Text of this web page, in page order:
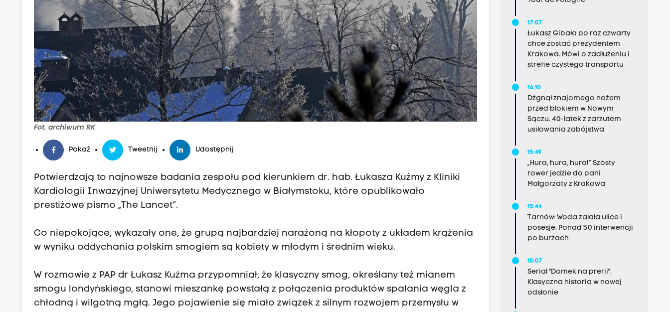
Fot. archiwum RK
Pokaż Tweetnij Udostępnij
Potwierdzają to najnowsze badania zespołu pod kierunkiem dr. hab. Łukasza Kuźmy z Kliniki
Kardiologii Inwazyjnej Uniwersytetu Medycznego w Białymstoku, które opublikowało
prestiżowe pismo „The Lancet”.
Co niepokojące, wykazały one, że grupą najbardziej narażoną na kłopoty z układem krążenia
w wyniku oddychania polskim smogiem są kobiety w młodym i średnim wieku.
W rozmowie z PAP dr Łukasz Kuźma przypomniał, że klasyczny smog, określany też mianem
smogu londyńskiego, stanowi mieszankę powstałą z połączenia produktów spalania węgla z
chłodną i wilgotną mgłą. Jego pojawienie się miało związek z silnym rozwojem przemysłu w
17:07
Łukasz Gibała po raz czwarty
chce zostać prezydentem
Krakowa. Mówi o zadłużeniu i
strefie czystego transportu
16:10
Dźgnął znajomego nożem
przed blokiem w Nowym
Sączu. 40-latek z zarzutem
usiłowania zabójstwa
15:49
„Hura, hura, hura!” Szósty
rower jedzie do pani
Małgorzaty z Krakowa
15:44
Tarnów: Woda zalała ulice i
posesje. Ponad 50 interwencji
po burzach
15:07
Serial "Domek na prerii".
Klasyczna historia w nowej
odsłonie